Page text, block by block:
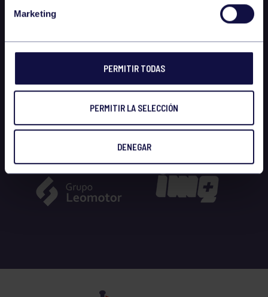
Marketing
PERMITIR TODAS
PERMITIR LA SELECCIÓN
DENEGAR